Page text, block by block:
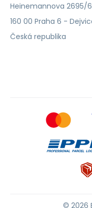
Heinemannova 2695/6
160 00 Praha 6 -
Česká republika
© 2026